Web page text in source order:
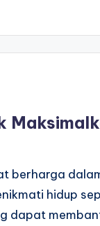
berharga
hidup
dapat